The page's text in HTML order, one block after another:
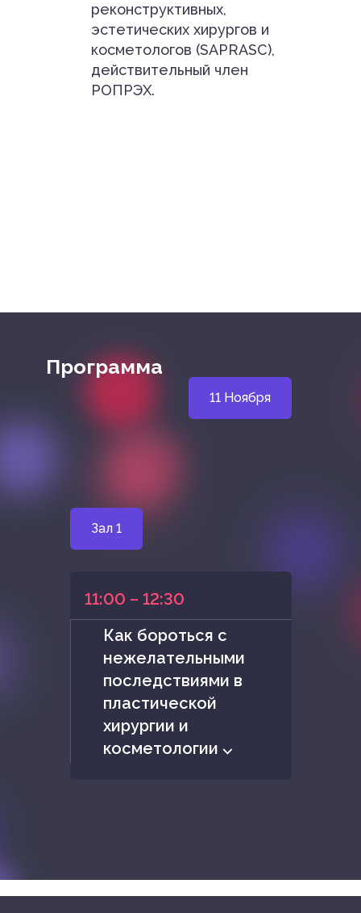
реконструктивных,
эстетических хирургов и
косметологов (SAPRASC),
действительный член
РОПРЭХ.
Программа
11 Ноября
Зал 1
11:00 – 12:30
Как бороться с
нежелательными
последствиями в
пластической
хирургии и
косметологии ⌵